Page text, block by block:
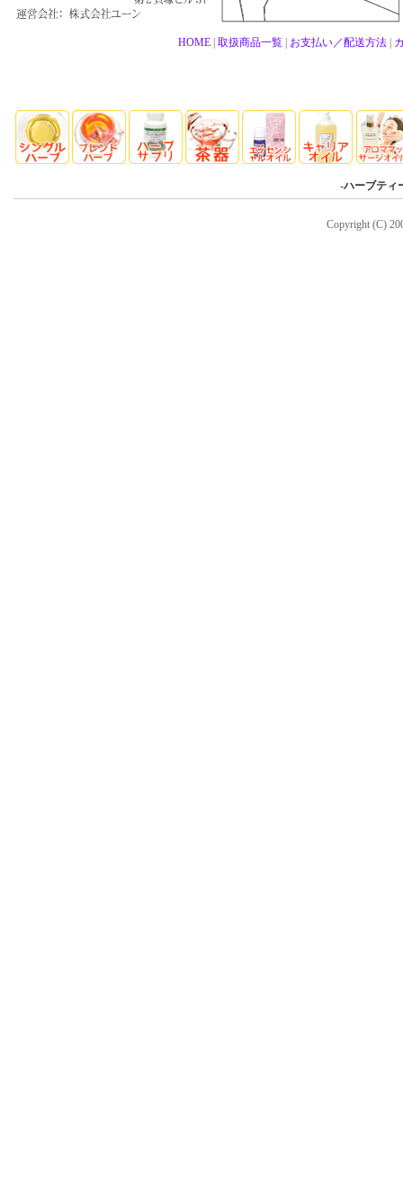
HOME 取扱商品一覧 お支払い／配送方法
-ハーブティ
Copyright (C)